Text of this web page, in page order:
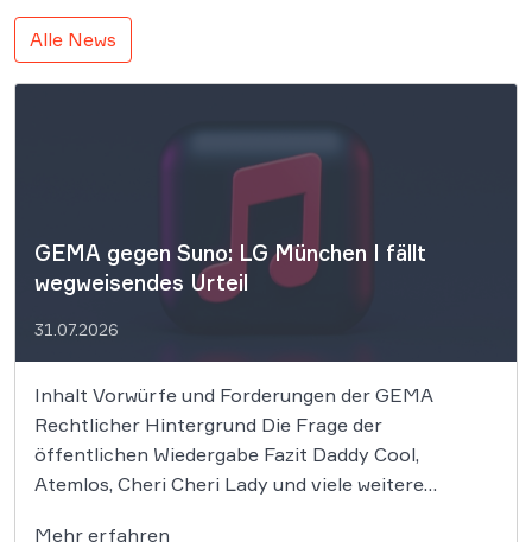
Alle News
GEMA gegen Suno: LG München I fällt
wegweisendes Urteil
31.07.2026
Inhalt Vorwürfe und Forderungen der GEMA
Rechtlicher Hintergrund Die Frage der
öffentlichen Wiedergabe Fazit Daddy Cool,
Atemlos, Cheri Cheri Lady und viele weitere
Mehr erfahren